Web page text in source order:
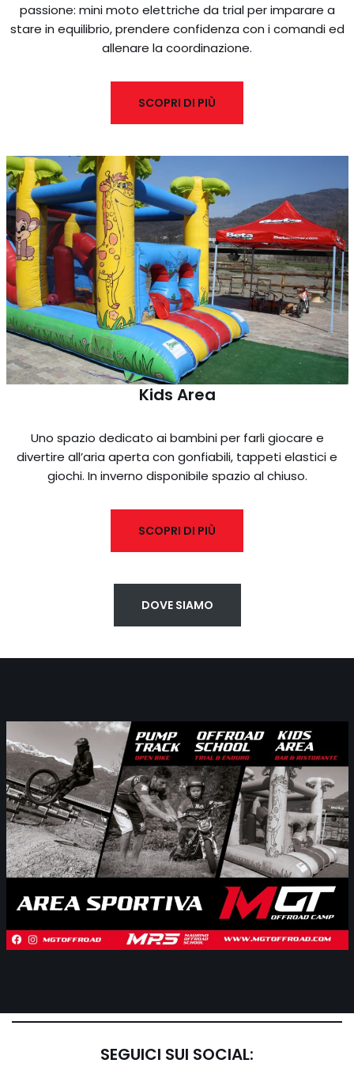
passione: mini moto elettriche da trial per imparare a
stare in equilibrio, prendere confidenza con i comandi ed
allenare la coordinazione.
SCOPRI DI PIÙ
Kids Area
Uno spazio dedicato ai bambini per farli giocare e
divertire all’aria aperta con gonfiabili, tappeti elastici e
giochi. In inverno disponibile spazio al chiuso.
SCOPRI DI PIÙ
DOVE SIAMO
SEGUICI SUI SOCIAL: